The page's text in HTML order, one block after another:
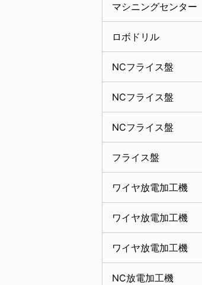
マシニングセンター
ロボドリル
NCフライス盤
NCフライス盤
NCフライス盤
フライス盤
ワイヤ放電加工機
ワイヤ放電加工機
ワイヤ放電加工機
NC放電加工機